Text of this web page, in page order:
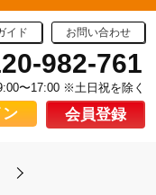
イド お問い合わせ
982-761
〜17:00 ※土日祝を除く
会員登録